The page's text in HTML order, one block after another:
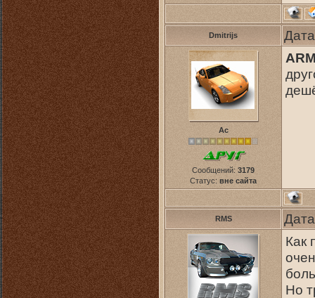
Dmitrijs
Ас
Сообщений: 3179
Статус: вне сайта
RMS
Как
Но